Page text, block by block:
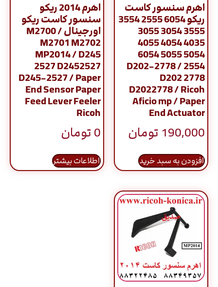
اهرم سنسور کاست
ریکو 6054 2555 3554
3555 3054 3055
4035 4054 4055
5054 5055 6054
2554 / D202-2778
D202 2778
D2022778 / Ricoh
Aficio mp / Paper
End Actuator
190,000 تومان
افزودن به سبد خرید
اهرم 2014 ریکو
سنسور کاست ریکو
اورجینال / M2700
M2701 M2702
MP2014 / D245
2527 D2452527
D245-2527 / Paper
End Sensor Paper
Feed Lever Feeler
Ricoh
0تومان
اطلاعات بیشتر